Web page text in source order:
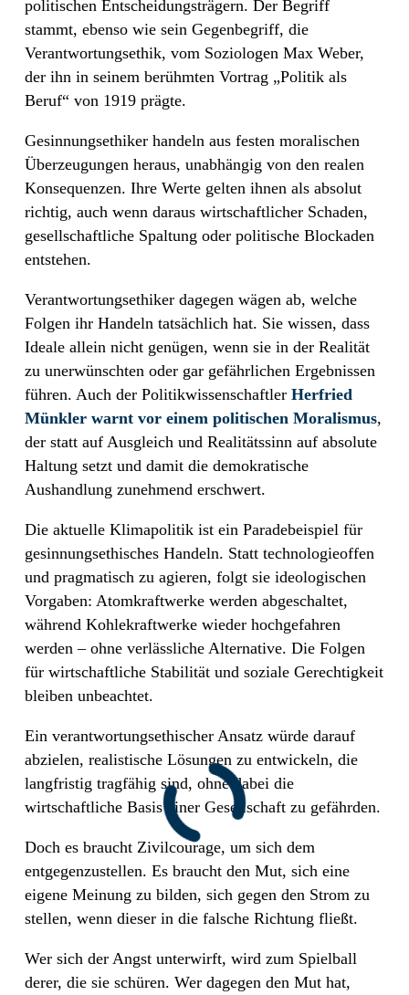
politischen Entscheidungsträgern. Der Begriff
stammt, ebenso wie sein Gegenbegriff, die
Verantwortungsethik, vom Soziologen Max Weber,
der ihn in seinem berühmten Vortrag „Politik als
Beruf“ von 1919 prägte.
Gesinnungsethiker handeln aus festen moralischen
Überzeugungen heraus, unabhängig von den realen
Konsequenzen. Ihre Werte gelten ihnen als absolut
richtig, auch wenn daraus wirtschaftlicher Schaden,
gesellschaftliche Spaltung oder politische Blockaden
entstehen.
Verantwortungsethiker dagegen wägen ab, welche
Folgen ihr Handeln tatsächlich hat. Sie wissen, dass
Ideale allein nicht genügen, wenn sie in der Realität
zu unerwünschten oder gar gefährlichen Ergebnissen
führen. Auch der Politikwissenschaftler Herfried
Münkler warnt vor einem politischen Moralismus,
der statt auf Ausgleich und Realitätssinn auf absolute
Haltung setzt und damit die demokratische
Aushandlung zunehmend erschwert.
Die aktuelle Klimapolitik ist ein Paradebeispiel für
gesinnungsethisches Handeln. Statt technologieoffen
und pragmatisch zu agieren, folgt sie ideologischen
Vorgaben: Atomkraftwerke werden abgeschaltet,
während Kohlekraftwerke wieder hochgefahren
werden – ohne verlässliche Alternative. Die Folgen
für wirtschaftliche Stabilität und soziale Gerechtigkeit
bleiben unbeachtet.
Ein verantwortungsethischer Ansatz würde darauf
abzielen, realistische Lösungen zu entwickeln, die
langfristig tragfähig sind, ohne dabei die
wirtschaftliche Basis einer Gesellschaft zu gefährden.
Doch es braucht Zivilcourage, um sich dem
entgegenzustellen. Es braucht den Mut, sich eine
eigene Meinung zu bilden, sich gegen den Strom zu
stellen, wenn dieser in die falsche Richtung fließt.
Wer sich der Angst unterwirft, wird zum Spielball
derer, die sie schüren. Wer dagegen den Mut hat,